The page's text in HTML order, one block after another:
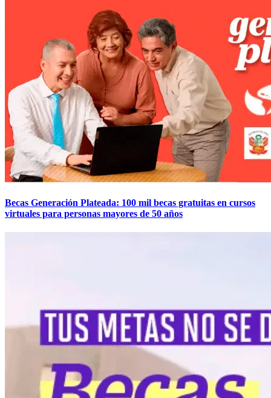
Becas Generación Plateada: 100 mil becas gratuitas en cursos
virtuales para personas mayores de 50 años